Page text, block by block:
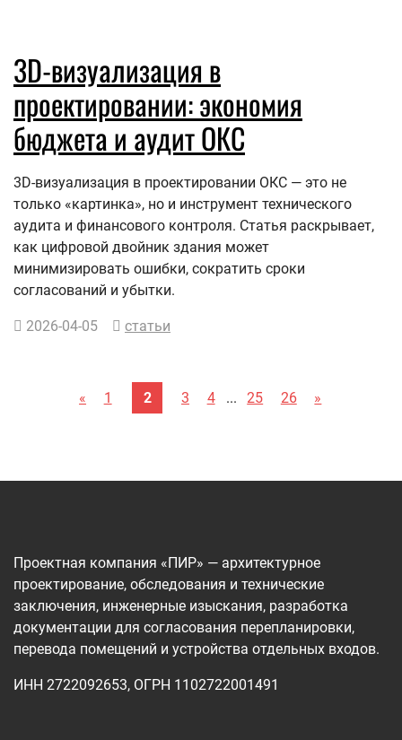
3D-визуализация в
проектировании: экономия
бюджета и аудит ОКС
3D-визуализация в проектировании ОКС — это не
только «картинка», но и инструмент технического
аудита и финансового контроля. Статья раскрывает,
как цифровой двойник здания может
минимизировать ошибки, сократить сроки
согласований и убытки.
2026-04-05 статьи
« 1 2 3 4 ... 25 26 »
Проектная компания «ПИР» — архитектурное
проектирование, обследования и технические
заключения, инженерные изыскания, разработка
документации для согласования перепланировки,
перевода помещений и устройства отдельных входов.
ИНН 2722092653, ОГРН 1102722001491